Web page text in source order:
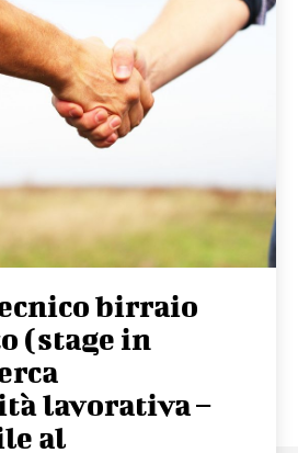
birraio
(stage in
lavorativa –
al